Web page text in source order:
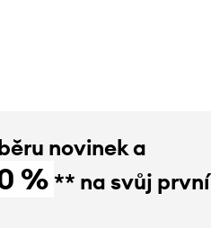
novinek a
% ** na svůj první